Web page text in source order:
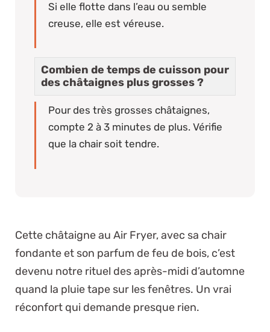
Si elle flotte dans l’eau ou semble
creuse, elle est véreuse.
Combien de temps de cuisson pour
des châtaignes plus grosses ?
Pour des très grosses châtaignes,
compte 2 à 3 minutes de plus. Vérifie
que la chair soit tendre.
Cette châtaigne au Air Fryer, avec sa chair
fondante et son parfum de feu de bois, c’est
devenu notre rituel des après-midi d’automne
quand la pluie tape sur les fenêtres. Un vrai
réconfort qui demande presque rien.